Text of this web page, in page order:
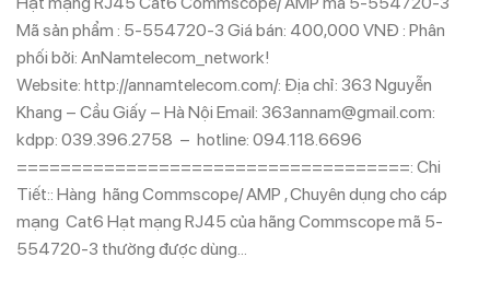
Mã sản phẩm : 5-554720-3 Giá bán: 400,000 VNĐ : Phân
phối bởi: AnNamtelecom_network!
Website: http://annamtelecom.com/: Địa chỉ: 363 Nguyễn
Khang – Cầu Giấy – Hà Nội Email: 363annam@gmail.com:
kdpp: 039.396.2758 – hotline: 094.118.6696
====================================: Chi
Tiết:: Hàng hãng Commscope/ AMP , Chuyên dụng cho cáp
mạng Cat6 Hạt mạng RJ45 của hãng Commscope mã 5-
554720-3 thường được dùng…